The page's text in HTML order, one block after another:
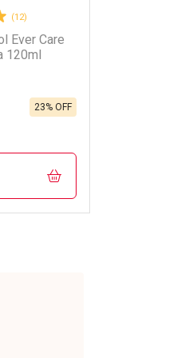
(12)
Ever Care
120ml
23% OFF